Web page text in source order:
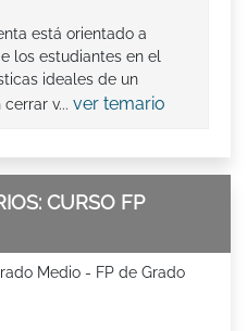
está orientado a
los estudiantes en el
ideales de un
v... ver temario
CURSO FP
Medio - FP de Grado